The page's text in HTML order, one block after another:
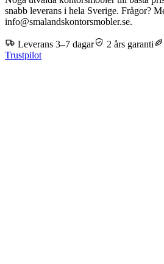
snabb leverans i hela Sverige. Frågor?
info@smalandskontorsmobler.se.
Leverans 3–7 dagar 2 års garanti
Trustpilot